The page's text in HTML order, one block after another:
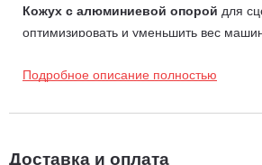
Кожух с алюминиевой опорой для
оптимизировать и уменьшить вес
регулировать его в 5 различных
Подробное описание полностью
Доставка и оплата